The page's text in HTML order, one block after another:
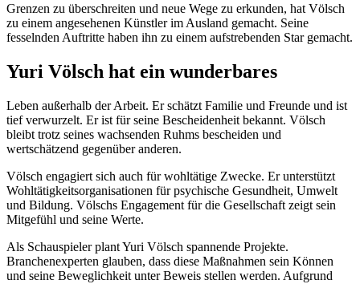
Grenzen zu überschreiten und neue Wege zu erkunden, hat Völsch
zu einem angesehenen Künstler im Ausland gemacht. Seine
fesselnden Auftritte haben ihn zu einem aufstrebenden Star gemacht.
Yuri Völsch hat ein wunderbares
Leben außerhalb der Arbeit. Er schätzt Familie und Freunde und ist
tief verwurzelt. Er ist für seine Bescheidenheit bekannt. Völsch
bleibt trotz seines wachsenden Ruhms bescheiden und
wertschätzend gegenüber anderen.
Völsch engagiert sich auch für wohltätige Zwecke. Er unterstützt
Wohltätigkeitsorganisationen für psychische Gesundheit, Umwelt
und Bildung. Völschs Engagement für die Gesellschaft zeigt sein
Mitgefühl und seine Werte.
Als Schauspieler plant Yuri Völsch spannende Projekte.
Branchenexperten glauben, dass diese Maßnahmen sein Können
und seine Beweglichkeit unter Beweis stellen werden. Aufgrund